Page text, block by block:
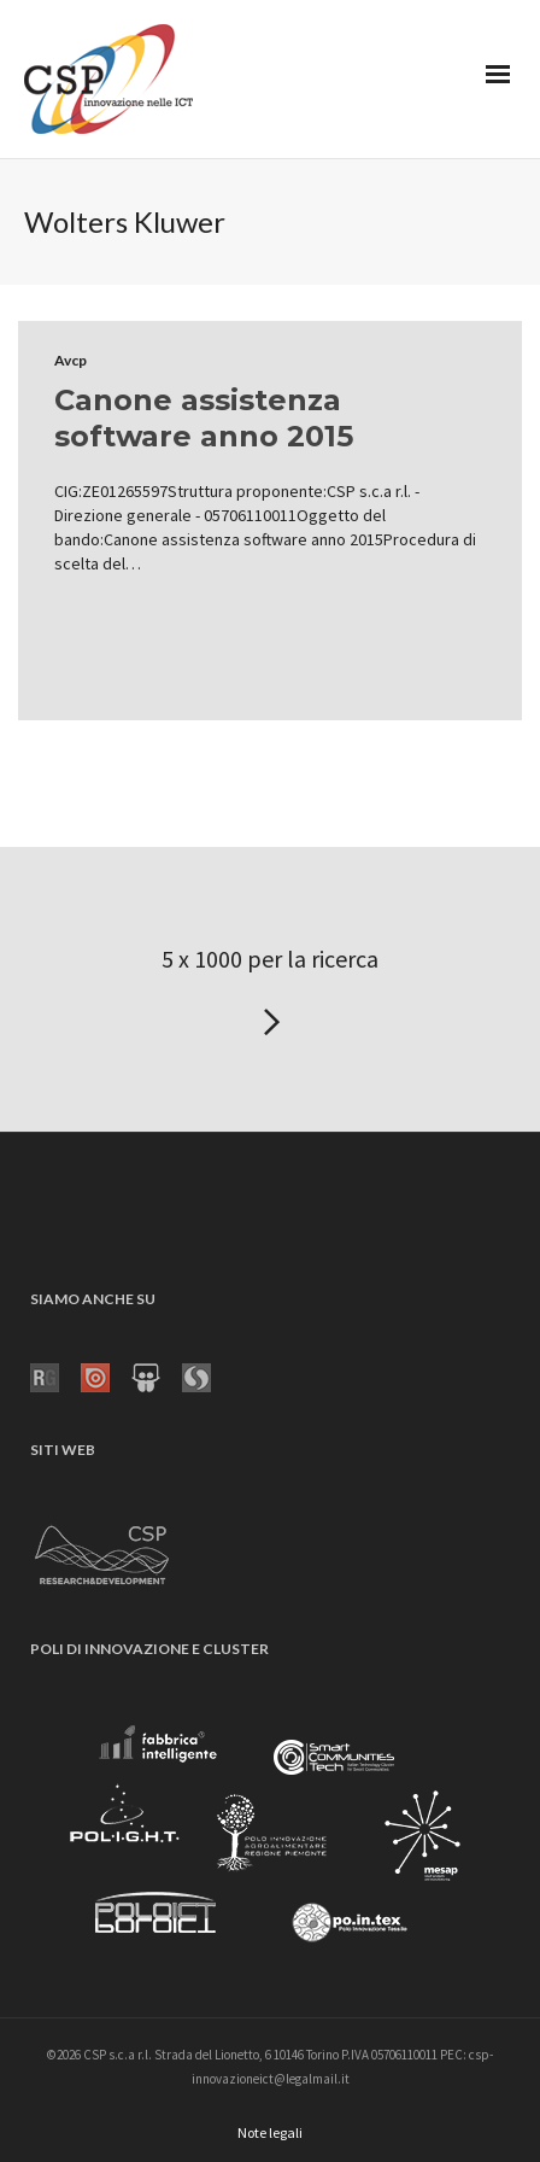
Wolters Kluwer
Avcp
Canone assistenza
software anno 2015
CIG:ZE01265597Struttura proponente:CSP s.c.a r.l. -
Direzione generale - 05706110011Oggetto del
bando:Canone assistenza software anno 2015Procedura di
scelta del…
5 x 1000 per la ricerca
SIAMO ANCHE SU
SITI WEB
POLI DI INNOVAZIONE E CLUSTER
©2026 CSP s.c.a r.l. Strada del Lionetto, 6 10146 Torino P.IVA 05706110011 PEC: csp-
innovazioneict@legalmail.it
Note legali